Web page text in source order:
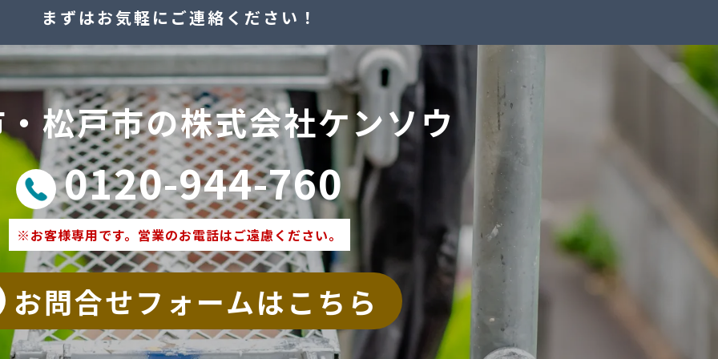
まずはお気軽にご連絡ください！
松戸市の株式会社ケンソウ
0120-944-760
※お客様専用です。営業のお電話はご遠慮ください。
お問合せフォームはこちら